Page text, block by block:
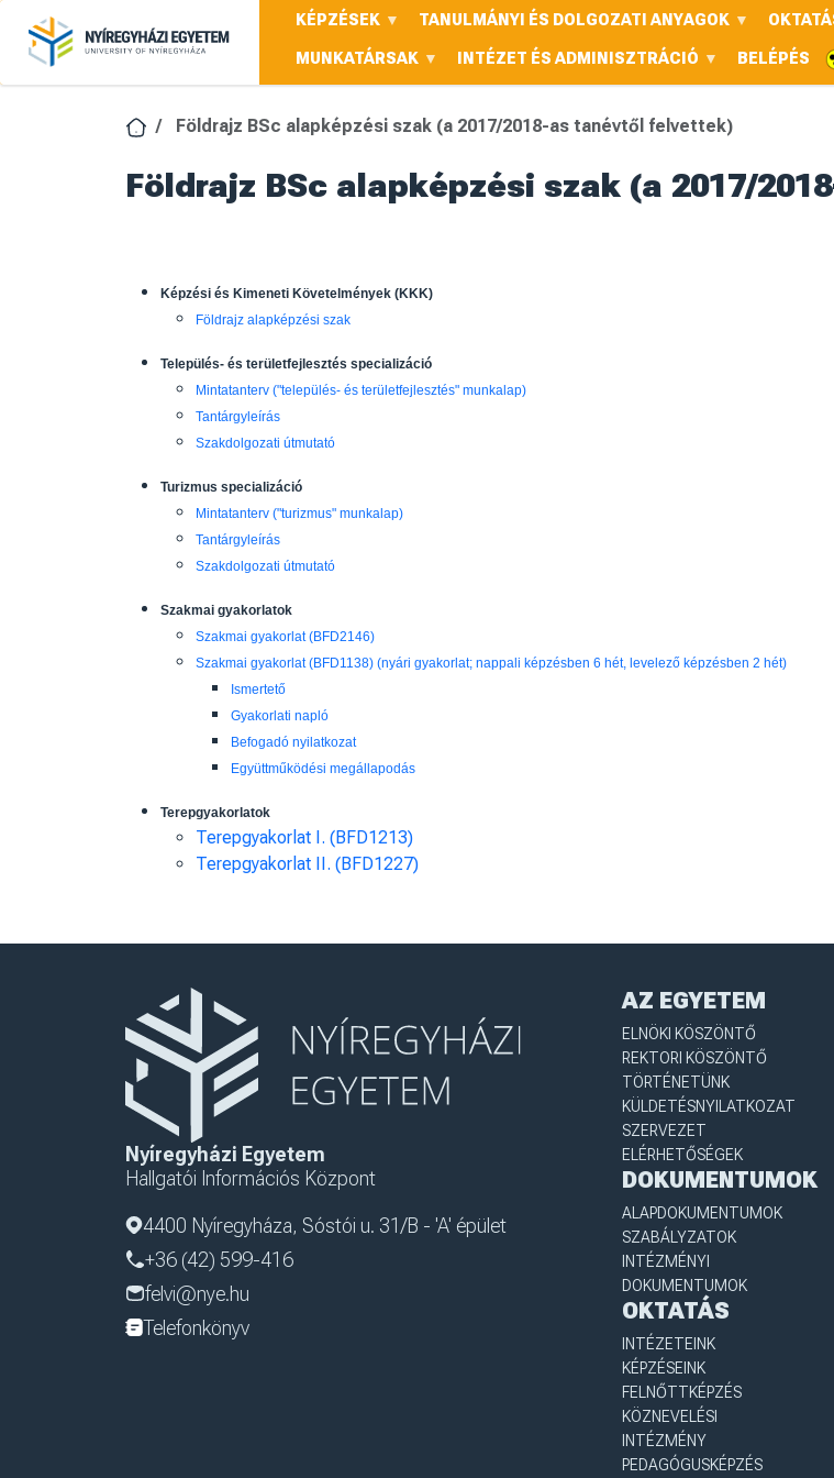
Ugrás a tartalomra KÉPZÉSEK TANULMÁNYI ÉS DOLGOZATI ANYAGOK
MUNKATÁRSAK INTÉZET ÉS ADMINISZTRÁCIÓ BELÉPÉS
Földrajz BSc alapképzési szak (a 2017/2018-as tanévtől felvettek)
Földrajz BSc alapképzési szak (a 2017/
Képzési és Kimeneti Követelmények (KKK)
Földrajz alapképzési szak
Település- és területfejlesztés specializáció
Mintatanterv ("település- és területfejlesztés" munkalap)
Tantárgyleírás
Szakdolgozati útmutató
Turizmus specializáció
Mintatanterv ("turizmus" munkalap)
Tantárgyleírás
Szakdolgozati útmutató
Szakmai gyakorlatok
Szakmai gyakorlat (BFD2146)
Szakmai gyakorlat (BFD1138) (nyári gyakorlat; nappali képzésben 6 hét, levelező képzésben 2 hét)
Ismertető
Gyakorlati napló
Befogadó nyilatkozat
Együttműködési megállapodás
Terepgyakorlatok
Terepgyakorlat I. (BFD1213)
Terepgyakorlat II. (BFD1227)
Nyíregyházi Egyetem
Hallgatói Információs Központ
4400 Nyíregyháza, Sóstói u. 31/B - 'A' épület
+36 (42) 599-416
felvi@nye.hu
Telefonkönyv
AZ EGYETEM
ELNÖKI KÖSZÖNTŐ
REKTORI KÖSZÖNTŐ
TÖRTÉNETÜNK
KÜLDETÉSNYILATKOZAT
SZERVEZET
ELÉRHETŐSÉGEK
DOKUMENTUMOK
ALAPDOKUMENTUMOK
SZABÁLYZATOK
INTÉZMÉNYI
DOKUMENTUMOK
OKTATÁS
INTÉZETEINK
KÉPZÉSEINK
FELNŐTTKÉPZÉS
KÖZNEVELÉSI
INTÉZMÉNY
PEDAGÓGUSKÉPZÉS